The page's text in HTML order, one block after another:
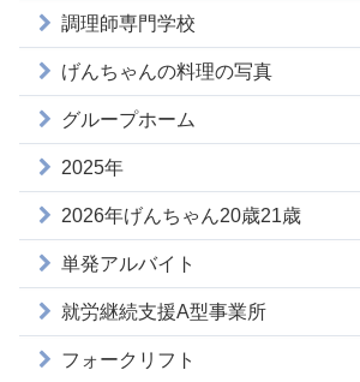
調理師専門学校
げんちゃんの料理の写真
グループホーム
2025年
2026年げんちゃん20歳21歳
単発アルバイト
就労継続支援A型事業所
フォークリフト